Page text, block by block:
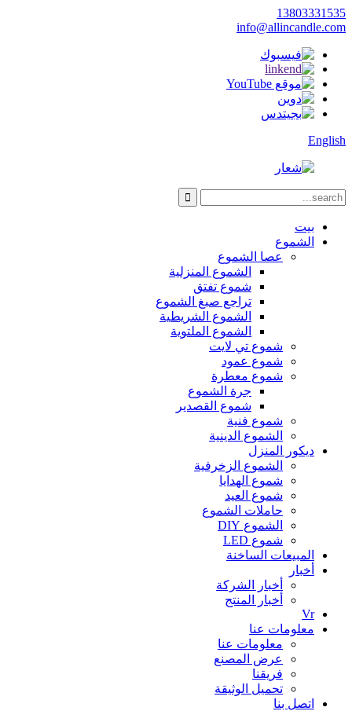
13803331535
info@allincandle.com
English
بيت
الشموع
عصا الشموع
الشموع المنزلية
شموع تفتق
تراجع صبغ الشموع
الشموع الشريطية
الشموع الملتوية
شموع تي لايت
شموع عمود
شموع معطرة
جرة الشموع
شموع القصدير
شموع فنية
الشموع الدينية
ديكور المنزل
الشموع الزخرفية
شموع الهدايا
شموع العيد
حاملات الشموع
الشموع DIY
شموع LED
المبيعات الساخنة
أخبار
أخبار الشركة
أخبار المنتج
Vr
معلومات عنا
معلومات عنا
عرض المصنع
فريقنا
تحميل الوثيقة
اتصل بنا